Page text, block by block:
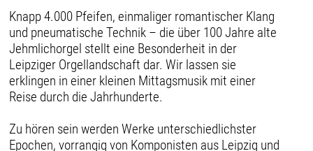
Knapp 4.000 Pfeifen, einmaliger romantischer Klang
und pneumatische Technik – die über 100 Jahre alte
Jehmlichorgel stellt eine Besonderheit in der
Leipziger Orgellandschaft dar. Wir lassen sie
erklingen in einer kleinen Mittagsmusik mit einer
Reise durch die Jahrhunderte.
Zu hören sein werden Werke unterschiedlichster
Epochen, vorrangig von Komponisten aus Leipzig und